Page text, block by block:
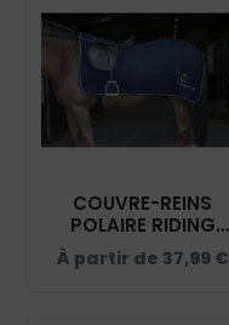
COUVRE-REINS
POLAIRE RIDING
WORLD - CENTRE
ÉQUESTRE DU PARC -
À partir de 37,99 €